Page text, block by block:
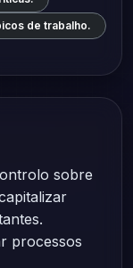
de trabalho.
sobre
processos